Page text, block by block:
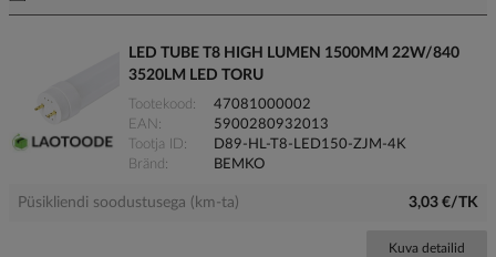
LED TUBE T8 HIGH LUMEN 1500MM 22W/840
3520LM LED TORU
Tootekood
47081000002
EAN
5900280932013
Tootja ID
D89-HL-T8-LED150-ZJM-4K
Bränd
BEMKO
Püsikliendi soodustusega (km-ta) 3,03 €/TK
Kuva detailid